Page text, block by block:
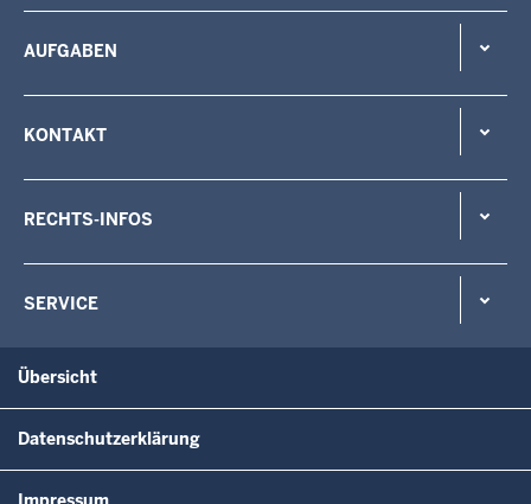
AUFGABEN
KONTAKT
RECHTS-INFOS
SERVICE
Übersicht
Datenschutzerklärung